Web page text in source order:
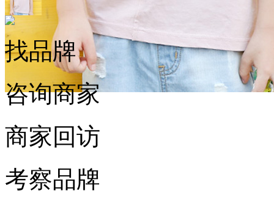
找品牌
咨询商家
商家回访
考察品牌